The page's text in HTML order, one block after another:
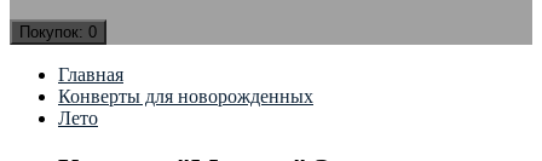
Покупок: 0
Главная
Конверты для новорожденных
Лето